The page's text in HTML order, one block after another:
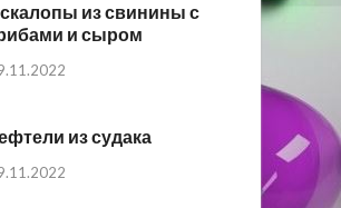
из свинины с
и сыром
из судака